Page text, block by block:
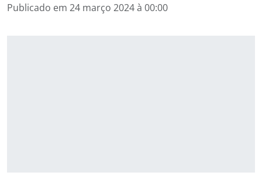
Publicado em 24 março 2024 à 00:00